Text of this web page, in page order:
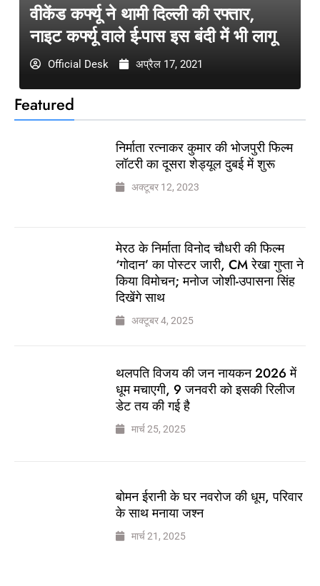
Featured
निर्माता रत्नाकर कुमार की भोजपुरी फिल्म
लॉटरी का दूसरा शेड्यूल दुबई में शुरू
अक्टूबर 12, 2023
मेरठ के निर्माता विनोद चौधरी की फिल्म
‘गोदान’ का पोस्टर जारी, CM रेखा गुप्ता ने
किया विमोचन; मनोज जोशी-उपासना सिंह
दिखेंगे साथ
अक्टूबर 4, 2025
थलपति विजय की जन नायकन 2026 में
धूम मचाएगी, 9 जनवरी को इसकी रिलीज
डेट तय की गई है
मार्च 25, 2025
बोमन ईरानी के घर नवरोज की धूम, परिवार
के साथ मनाया जश्न
मार्च 21, 2025
वीकेंड कर्फ्यू ने थामी दिल्ली की रफ्तार,
नाइट कर्फ्यू वाले ई-पास इस बंदी में भी लागू
Official Desk अप्रैल 17, 2021